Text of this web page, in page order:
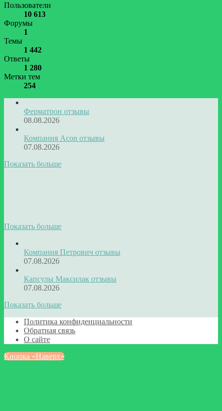
Пользователи
10 613
Форумы
1
Темы
1 442
Ответы
1 280
Метки тем
254
Ферматрон отзывы
08.08.2026
Компания Acon отзывы
07.08.2026
Показать больше
Показать больше
Компания Петрович отзывы
07.08.2026
Капсулы Максилак отзывы
07.08.2026
Показать больше
Политика конфиденциальности
Обратная связь
О сайте
Кнопка «Наверх»